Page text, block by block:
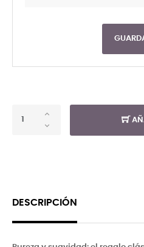
DESCRIPCIÓN